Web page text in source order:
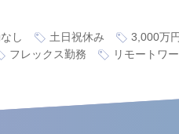
し 土日祝休み
3,000万
フレックス勤務
リモートワ